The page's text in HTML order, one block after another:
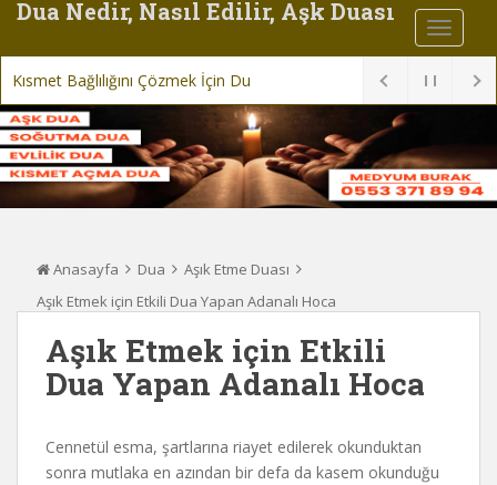
Dua Nedir, Nasıl Edilir, Aşk Duası
Kısmet Bağlılığını Çözmek İçin Dua
Anasayfa Dua
Aşık Etme Duası
Aşık Etmek için Etkili Dua Yapan Adanalı Hoca
Aşık Etmek için Etkili
Dua Yapan Adanalı Hoca
Cennetül esma, şartlarına riayet edilerek okunduktan
sonra mutlaka en azından bir defa da kasem okunduğu